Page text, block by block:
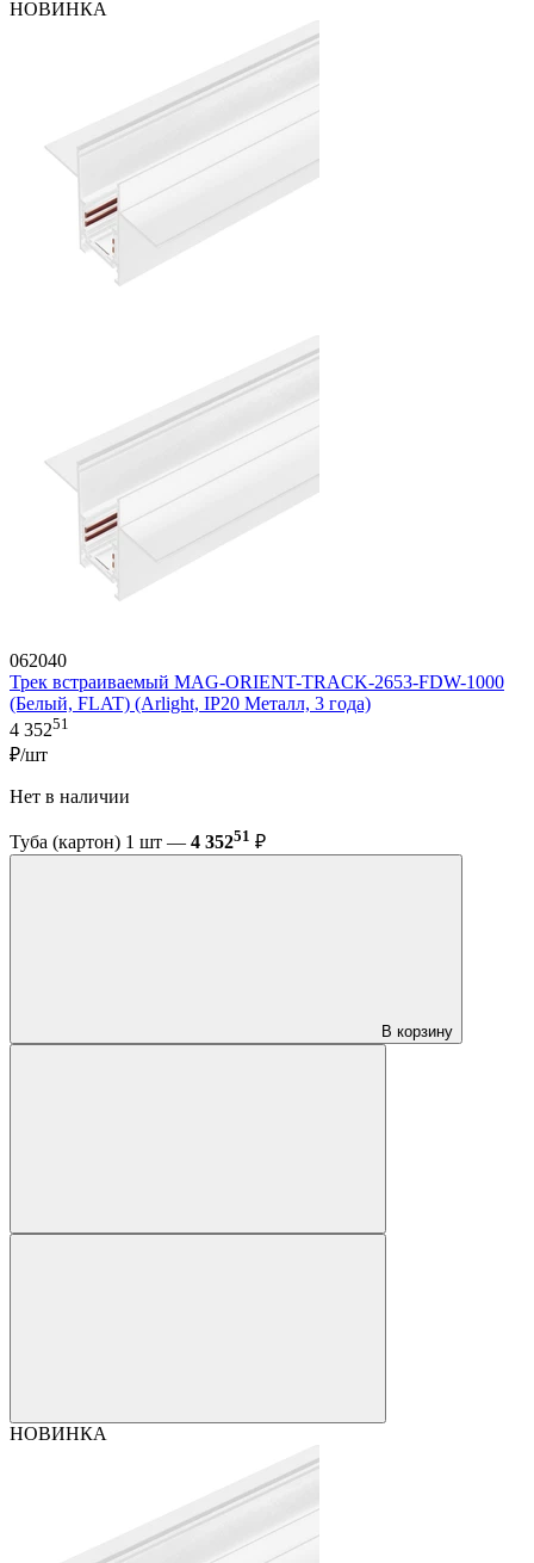
НОВИНКА
062040
Трек встраиваемый MAG-ORIENT-TRACK-2653-FDW-1000
(Белый, FLAT) (Arlight, IP20 Металл, 3 года)
4 35251
₽/шт
Нет в наличии
Туба (картон) 1 шт — 4 35251 ₽
В корзину
НОВИНКА